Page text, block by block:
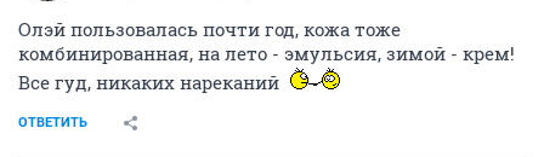
Олэй пользовалась почти год, кожа тоже
комбинированная, на лето - эмульсия, зимой - крем!
Все гуд, никаких нареканий
ОТВЕТИТЬ